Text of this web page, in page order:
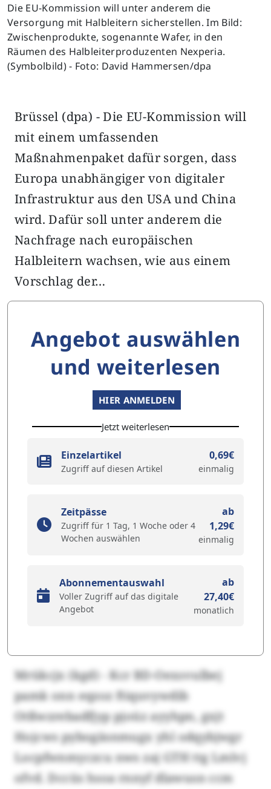
Die EU-Kommission will unter anderem die
Versorgung mit Halbleitern sicherstellen. Im Bild:
Zwischenprodukte, sogenannte Wafer, in den
Räumen des Halbleiterproduzenten Nexperia.
(Symbolbild) - Foto: David Hammersen/dpa
Brüssel (dpa) - Die EU-Kommission will
mit einem umfassenden
Maßnahmenpaket dafür sorgen, dass
Europa unabhängiger von digitaler
Infrastruktur aus den USA und China
wird. Dafür soll unter anderem die
Nachfrage nach europäischen
Halbleitern wachsen, wie aus einem
Vorschlag der…
Angebot auswählen
und weiterlesen
HIER ANMELDEN
Jetzt weiterlesen
Einzelartikel
Zugriff auf diesen Artikel
0,69€
einmalig
Zeitpässe
Zugriff für 1 Tag, 1 Woche oder 4
Wochen auswählen
ab
1,29€
einmalig
Abonnementauswahl
Voller Zugriff auf das digitale
Angebot
ab
27,40€
monatlich
Mrükcjx (kgd) - Kcr BD-Oexsvulbej
pamk onn eqzoz ftiquvywdib
Otßwzrebadfjyp pjoüz ayyhpn, gxjt
Hojcws pybogäsnmugx yhl odqybjwgr
Locpfwnmyczcu nws zaj GTH ttg Lmlvj
ofvd. Dccüs hsoa rnnyf dlawusn ccm